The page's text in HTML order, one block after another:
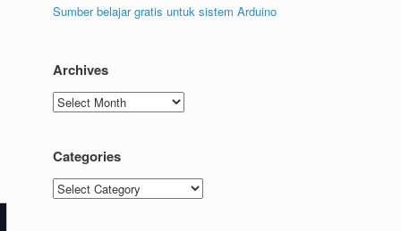
Sumber belajar gratis untuk sistem Arduino
Archives
Archives
Categories
Categories